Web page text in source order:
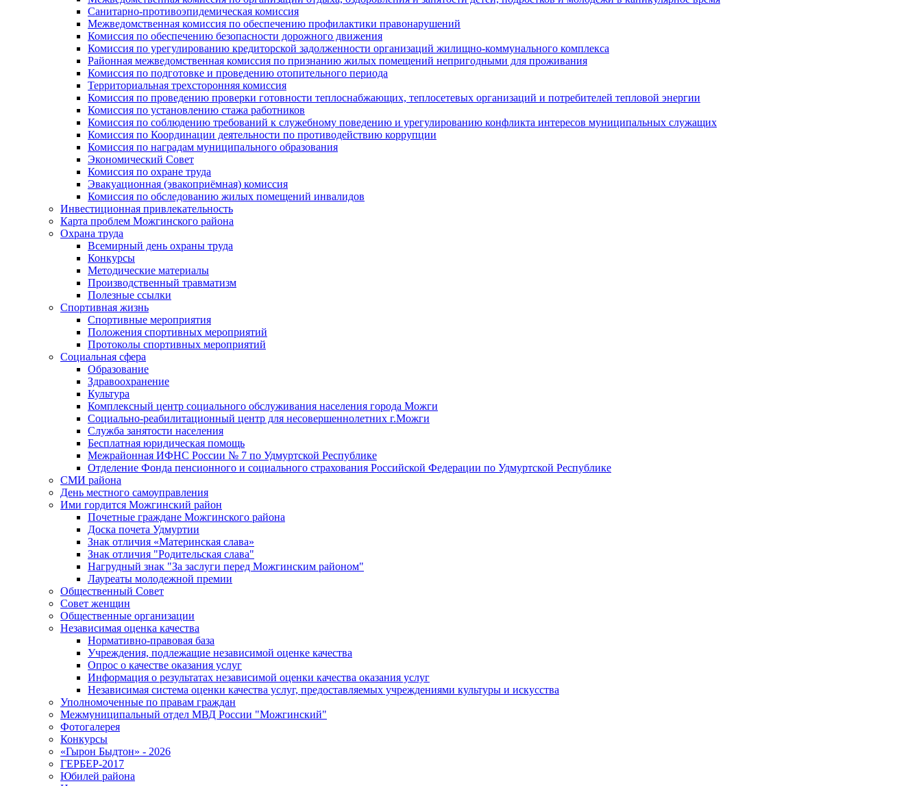
Санитарно-противоэпидемическая комиссия
Межведомственная комиссия по обеспечению профилактики правонарушений
Комиссия по обеспечению безопасности дорожного движения
Комиссия по урегулированию кредиторской задолженности организаций жилищно-коммунального комплекса
Районная межведомственная комиссия по признанию жилых помещений непригодными для проживания
Комиссия по подготовке и проведению отопительного периода
Территориальная трехсторонняя комиссия
Комиссия по проведению проверки готовности теплоснабжающих, теплосетевых организаций и потребителей тепловой энергии
Комиссия по установлению стажа работников
Комиссия по соблюдению требований к служебному поведению и урегулированию конфликта интересов муниципальных служащих
Комиссия по Координации деятельности по противодействию коррупции
Комиссия по наградам муниципального образования
Экономический Совет
Комиссия по охране труда
Эвакуационная (эвакоприёмная) комиссия
Комиссия по обследованию жилых помещений инвалидов
Инвестиционная привлекательность
Карта проблем Можгинского района
Охрана труда
Всемирный день охраны труда
Конкурсы
Методические материалы
Производственный травматизм
Полезные ссылки
Спортивная жизнь
Спортивные мероприятия
Положения спортивных мероприятий
Протоколы спортивных мероприятий
Социальная сфера
Образование
Здравоохранение
Культура
Комплексный центр социального обслуживания населения города Можги
Социально-реабилитационный центр для несовершеннолетних г.Можги
Служба занятости населения
Бесплатная юридическая помощь
Межрайонная ИФНС России № 7 по Удмуртской Республике
Отделение Фонда пенсионного и социального страхования Российской Федерации по Удмуртской Республике
СМИ района
День местного самоуправления
Ими гордится Можгинский район
Почетные граждане Можгинского района
Доска почета Удмуртии
Знак отличия «Материнская слава»
Знак отличия "Родительская слава"
Нагрудный знак "За заслуги перед Можгинским районом"
Лауреаты молодежной премии
Общественный Совет
Совет женщин
Общественные организации
Независимая оценка качества
Нормативно-правовая база
Учреждения, подлежащие независимой оценке качества
Опрос о качестве оказания услуг
Информация о результатах независимой оценки качества оказания услуг
Независимая система оценки качества услуг, предоставляемых учреждениями культуры и искусства
Уполномоченные по правам граждан
Межмуниципальный отдел МВД России "Можгинский"
Фотогалерея
Конкурсы
«Гырон Быдтон» - 2026
ГЕРБЕР-2017
Юбилей района